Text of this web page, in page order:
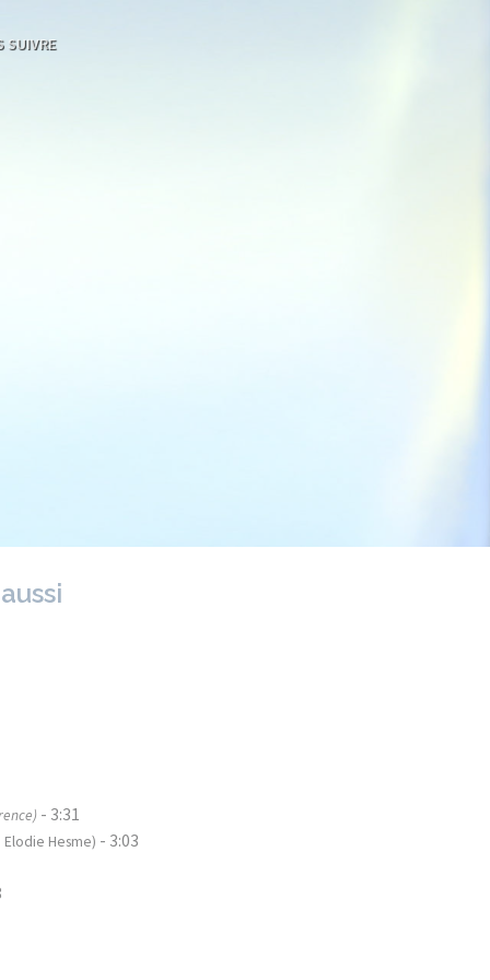
SUIVRE
- 3:31
Hesme) - 3:03